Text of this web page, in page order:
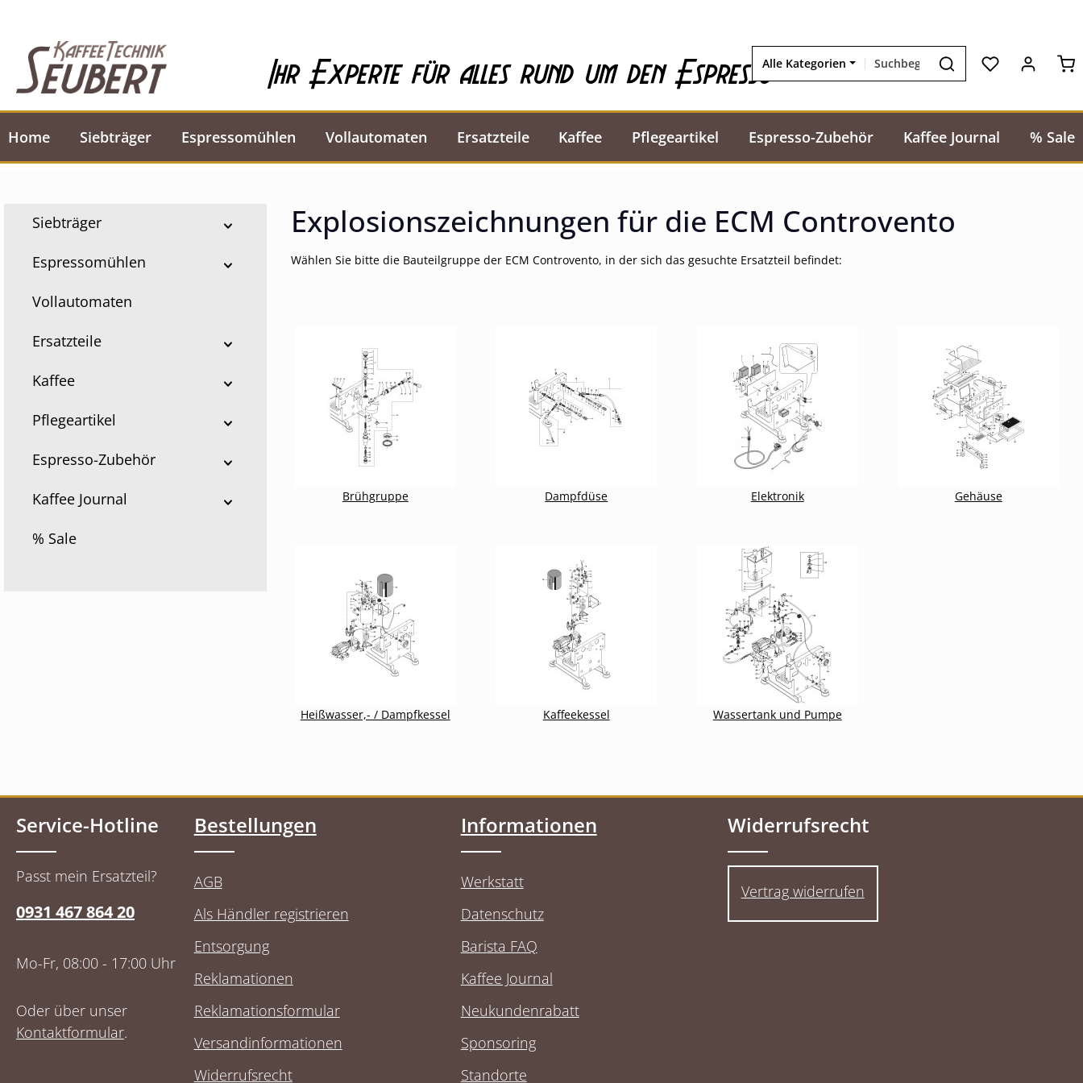
Ihr Experte für alles rund um den EspressoAlle Kategorien
Home Siebträger Espressomühlen Vollautomaten Ersatzteile Kaffee Pflegeartikel Espresso-Zubehör Kaffee Journal % Sale
Siebträger
Espressomühlen
Vollautomaten
Ersatzteile
Kaffee
Pflegeartikel
Espresso-Zubehör
Kaffee Journal
% Sale
Explosionszeichnungen für die ECM Controvento
Wählen Sie bitte die Bauteilgruppe der ECM Controvento, in der sich das gesuchte Ersatzteil befindet:
Brühgruppe Dampfdüse Elektronik Gehäuse
Heißwasser,- / Dampfkessel Kaffeekessel Wassertank und Pumpe
Service-Hotline
Passt mein Ersatzteil?
0931 467 864 20
Mo-Fr, 08:00 - 17:00 Uhr
Oder über unser
Kontaktformular.
Bestellungen
AGB
Als Händler registrieren
Entsorgung
Reklamationen
Reklamationsformular
Versandinformationen
Widerrufsrecht
Informationen
Werkstatt
Datenschutz
Barista FAQ
Kaffee Journal
Neukundenrabatt
Sponsoring
Standorte
Widerrufsrecht
Vertrag widerrufen